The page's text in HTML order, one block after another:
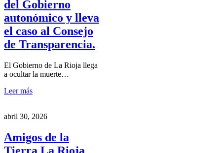
del Gobierno
autonómico y lleva
el caso al Consejo
de Transparencia.
El Gobierno de La Rioja llega
a ocultar la muerte…
Leer más
abril 30, 2026
Amigos de la
Tierra La Rioja